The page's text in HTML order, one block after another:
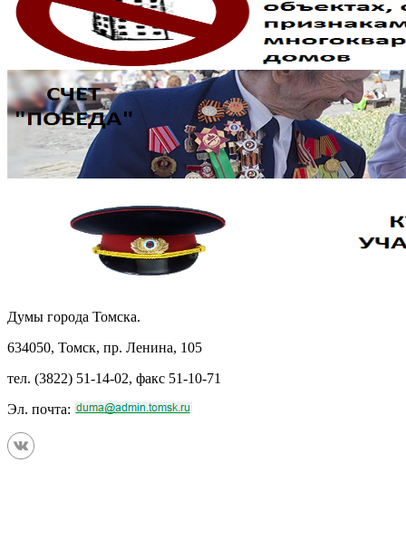
Думы города Томска.
634050, Томск, пр. Ленина, 105
тел. (3822) 51-14-02, факс 51-10-71
Эл. почта: